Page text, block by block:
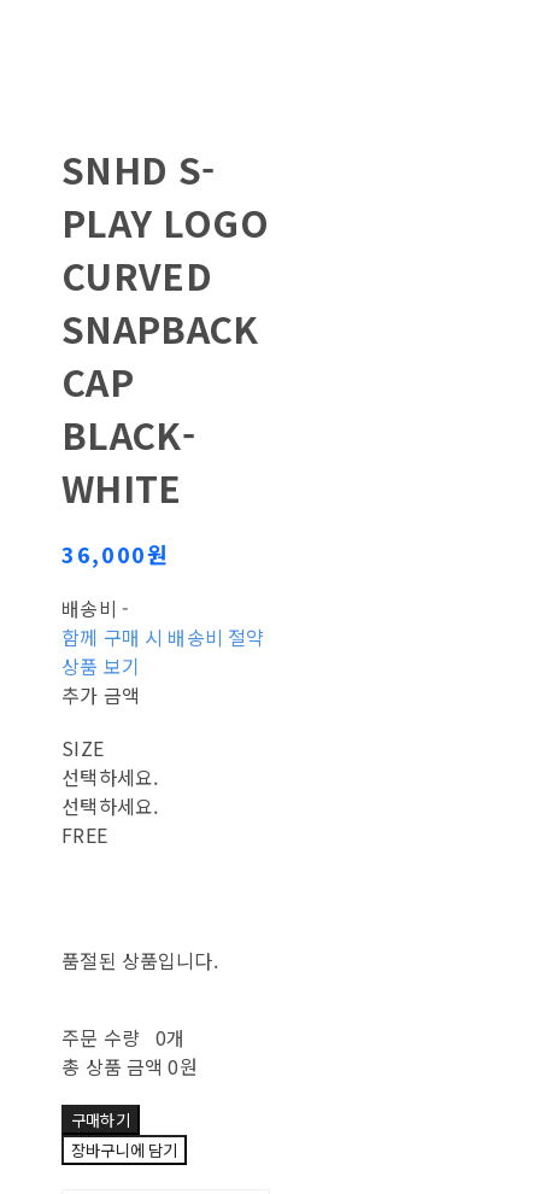
SNHD S-
PLAY LOGO
CURVED
SNAPBACK
CAP
BLACK-
WHITE
36,000원
배송비 -
함께 구매 시 배송비 절약
상품 보기
추가 금액
SIZE
선택하세요.
선택하세요.
FREE
품절된 상품입니다.
주문 수량 0개
총 상품 금액 0원
구매하기
장바구니에 담기